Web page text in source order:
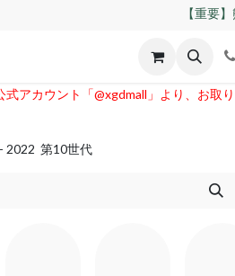
【重要】
不良交換規定 ゲー
アカウント「@xgdmall」より、お取
2022 第10世代